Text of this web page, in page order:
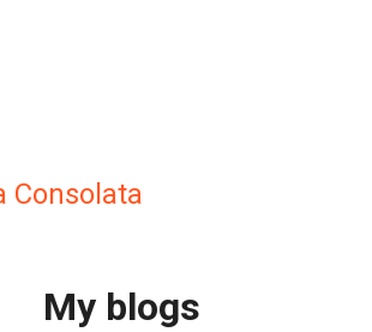
Consolata
My blogs